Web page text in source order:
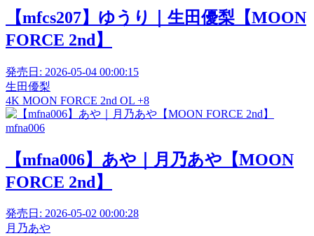
【mfcs207】ゆうり｜生田優梨【MOON
FORCE 2nd】
発売日: 2026-05-04 00:00:15
生田優梨
4K MOON FORCE 2nd OL +8
mfna006
【mfna006】あや｜月乃あや【MOON
FORCE 2nd】
発売日: 2026-05-02 00:00:28
月乃あや